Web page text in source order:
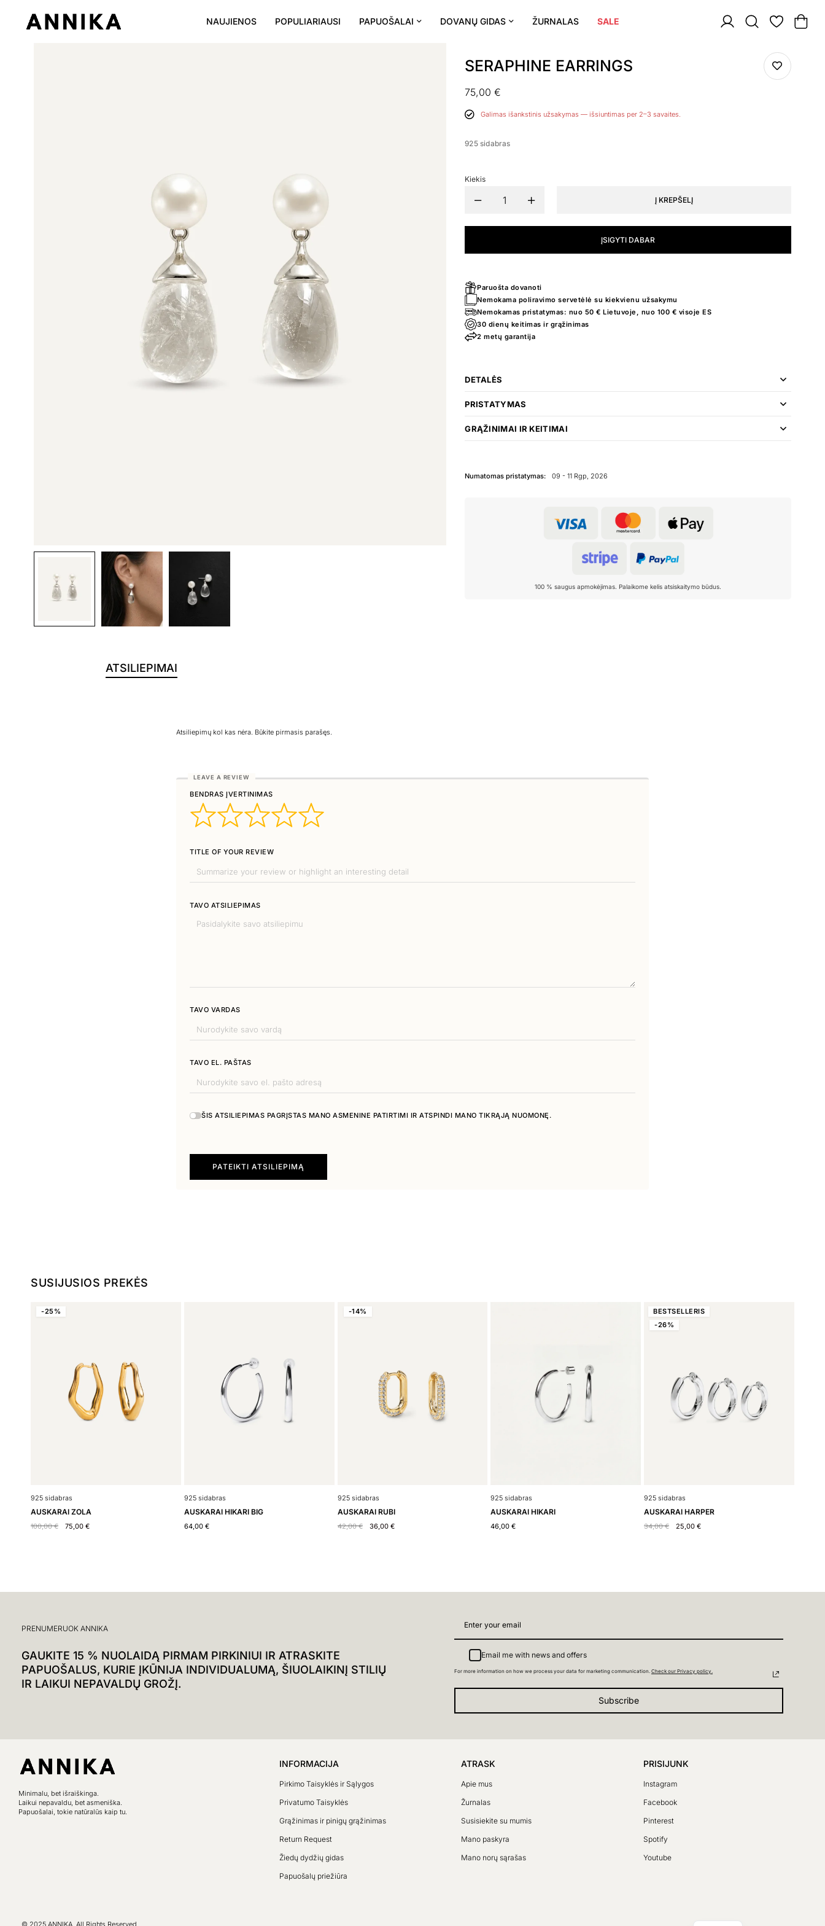
NAUJIENOS POPULIARIAUSI PAPUOŠALAI DOVANŲ GIDAS ŽURNALAS SALE
SERAPHINE EARRINGS
75,00€
Galimas išankstinis užsakymas — išsiuntimas per 2–3 savaites.
925 sidabras
Kiekis
Į KREPŠELĮ
ĮSIGYTI DABAR
Paruošta dovanoti
Nemokama poliravimo servetėlė su kiekvienu užsakymu
Nemokamas pristatymas: nuo 50 € Lietuvoje, nuo 100 € visoje ES
30 dienų keitimas ir grąžinimas
2 metų garantija
DETALĖS
PRISTATYMAS
GRĄŽINIMAI IR KEITIMAI
Numatomas pristatymas: 09 - 11 Rgp, 2026
100 % saugus apmokėjimas. Palaikome kelis atsiskaitymo būdus.
ATSILIEPIMAI
Atsiliepimų kol kas nėra. Būkite pirmasis parašęs.
BENDRAS ĮVERTINIMAS
TITLE OF YOUR REVIEW
TAVO ATSILIEPIMAS
TAVO VARDAS
TAVO EL. PAŠTAS
ŠIS ATSILIEPIMAS PAGRĮSTAS MANO ASMENINE PATIRTIMI IR ATSPINDI MANO TIKRĄJĄ NUOMONĘ.
PATEIKTI ATSILIEPIMĄ
SUSIJUSIOS PREKĖS
-25%
925 sidabras
AUSKARAI ZOLA
100,00€ 75,00 €
925 sidabras
AUSKARAI HIKARI BIG
64,00 €
-14%
925 sidabras
AUSKARAI RUBI
42,00€ 36,00 €
925 sidabras
AUSKARAI HIKARI
46,00€
BESTSELLERIS
-26%
925 sidabras
AUSKARAI HARPER
34,00€ 25,00€
PRENUMERUOK ANNIKA
GAUKITE 15 % NUOLAIDĄ PIRMAM PIRKINIUI IR ATRASKITE
PAPUOŠALUS, KURIE ĮKŪNIJA INDIVIDUALUMĄ, ŠIUOLAIKINĮ STILIŲ
IR LAIKUI NEPAVALDŲ GROŽĮ.
Email me with news and offers
For more information on how we process your data for marketing communication. Check our Privacy policy.
Subscribe
Minimalu, bet išraiškinga.
Laikui nepavaldu, bet asmeniška.
Papuošalai, tokie natūralūs kaip tu.
INFORMACIJA
Pirkimo Taisyklės ir Sąlygos
Privatumo Taisyklės
Grąžinimas ir pinigų grąžinimas
Return Request
Žiedų dydžių gidas
Papuošalų priežiūra
ATRASK
Apie mus
Žurnalas
Susisiekite su mumis
Mano paskyra
Mano norų sąrašas
PRISIJUNK
Instagram
Facebook
Pinterest
Spotify
Youtube